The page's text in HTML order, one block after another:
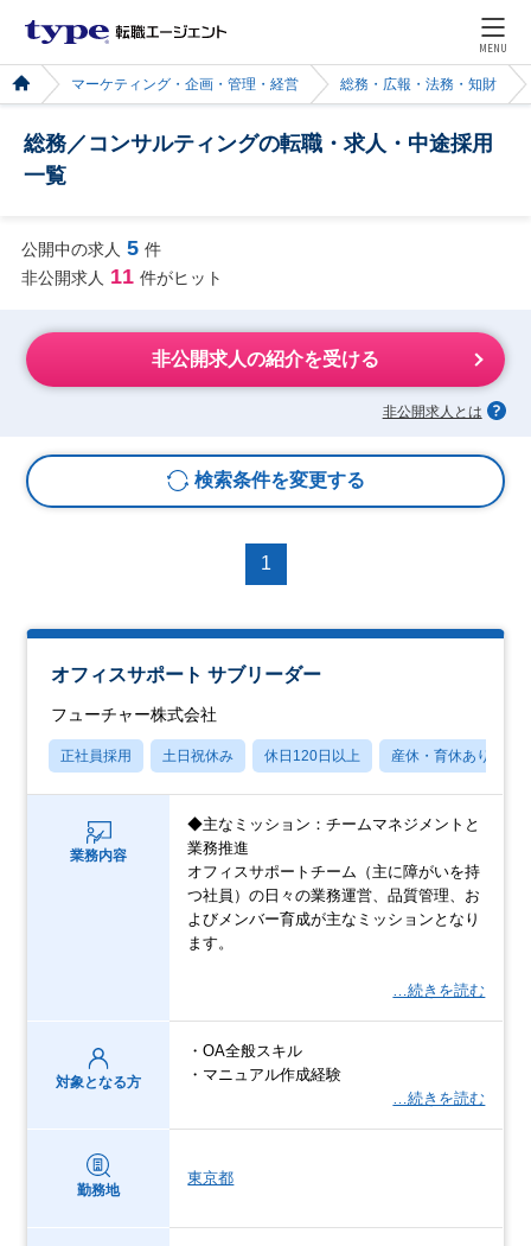
MENU
マーケティング・企画・管理・経営 総務・広報・法務・知財
総務／コンサルティングの転職・求人・中途採用
一覧
公開中の求人 5 件
非公開求人 11 件がヒット
非公開求人の紹介を受ける
非公開求人とは
検索条件を変更する
1
オフィスサポート サブリーダー
フューチャー株式会社
正社員採用 土日祝休み 休日120日以上 産休・育休あり
業務内容
◆主なミッション：チームマネジメントと
業務推進
オフィスサポートチーム（主に障がいを持
つ社員）の日々の業務運営、品質管理、お
よびメンバー育成が主なミッションとなり
ます。
…続きを読む
対象となる方
・OA全般スキル
・マニュアル作成経験
…続きを読む
勤務地
東京都